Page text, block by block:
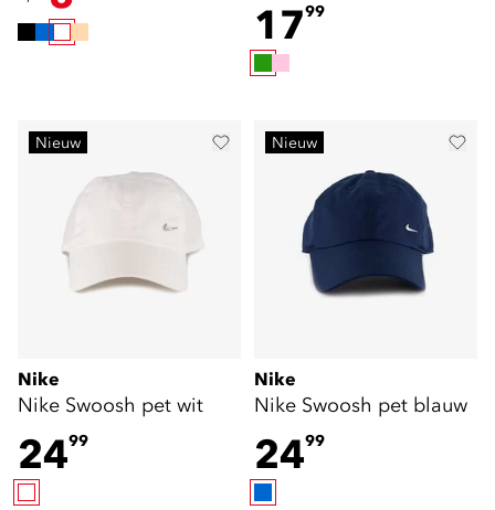
1799
Nieuw
Nike
Nike Swoosh pet wit
2499
Nieuw
Nike
Nike Swoosh pet blauw
2499